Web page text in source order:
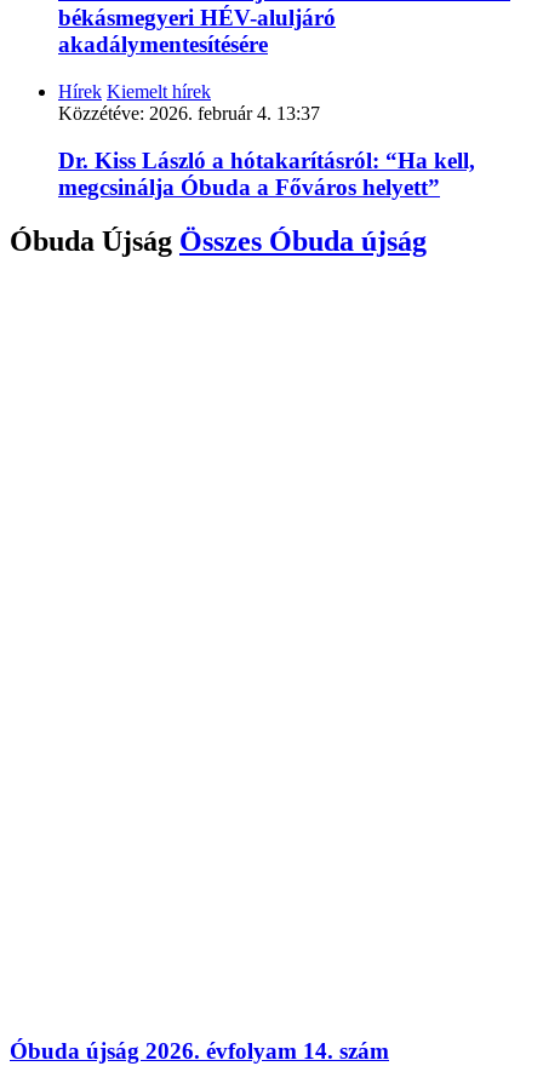
békásmegyeri HÉV-aluljáró
akadálymentesítésére
Hírek Kiemelt hírek
Közzétéve: 2026. február 4. 13:37
Dr. Kiss László a hótakarításról: “Ha kell,
megcsinálja Óbuda a Főváros helyett”
Óbuda Újság Összes Óbuda újság
Óbuda újság 2026. évfolyam 14. szám